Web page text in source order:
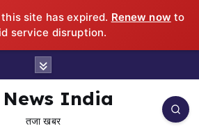
site has expired. Renew now to
service disruption.
News India
तजा खबर